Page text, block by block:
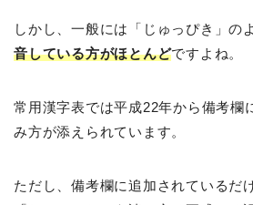
しかし、一般には「じゅっぴき」の
音している方がほとんどですよね。
常用漢字表では平成22年から備考欄
み方が添えられています。
ただし、備考欄に追加されているだ